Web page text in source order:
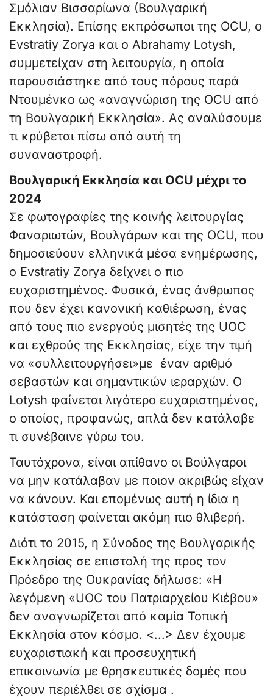
Σμόλιαν Βισσαρίωνα (Βουλγαρική
Εκκλησία). Επίσης εκπρόσωποι της OCU, ο
Evstratiy Zorya και ο Abrahamy Lotysh,
συμμετείχαν στη λειτουργία, η οποία
παρουσιάστηκε από τους πόρους παρά
Ντουμένκο ως «αναγνώριση της OCU από
τη Βουλγαρική Εκκλησία». Ας αναλύσουμε
τι κρύβεται πίσω από αυτή τη
συναναστροφή.
Βουλγαρική Εκκλησία και OCU μέχρι το
2024
Σε φωτογραφίες της κοινής λειτουργίας
Φαναριωτών, Βουλγάρων και της OCU, που
δημοσιεύουν ελληνικά μέσα ενημέρωσης,
ο Evstratiy Zorya δείχνει ο πιο
ευχαριστημένος. Φυσικά, ένας άνθρωπος
που δεν έχει κανονική καθιέρωση, ένας
από τους πιο ενεργούς μισητές της UOC
και εχθρούς της Εκκλησίας, είχε την τιμή
να «συλλειτουργήσει»με έναν αριθμό
σεβαστών και σημαντικών ιεραρχών. Ο
Lotysh φαίνεται λιγότερο ευχαριστημένος,
ο οποίος, προφανώς, απλά δεν κατάλαβε
τι συνέβαινε γύρω του.
Ταυτόχρονα, είναι απίθανο οι Βούλγαροι
να μην κατάλαβαν με ποιον ακριβώς είχαν
να κάνουν. Και επομένως αυτή η ίδια η
κατάσταση φαίνεται ακόμη πιο θλιβερή.
Διότι το 2015, η Σύνοδος της Βουλγαρικής
Εκκλησίας σε επιστολή της προς τον
Πρόεδρο της Ουκρανίας δήλωσε: «Η
λεγόμενη «UOC του Πατριαρχείου Κιέβου»
δεν αναγνωρίζεται από καμία Τοπική
Εκκλησία στον κόσμο. <...> Δεν έχουμε
ευχαριστιακή και προσευχητική
επικοινωνία με θρησκευτικές δομές που
έχουν περιέλθει σε σχίσμα .